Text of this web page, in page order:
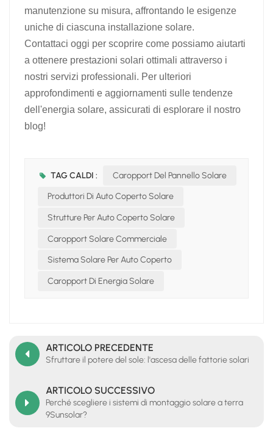
manutenzione su misura, affrontando le esigenze
uniche di ciascuna installazione solare.
Contattaci oggi per scoprire come possiamo aiutarti
a ottenere prestazioni solari ottimali attraverso i
nostri servizi professionali. Per ulteriori
approfondimenti e aggiornamenti sulle tendenze
dell'energia solare, assicurati di esplorare il nostro
blog!
TAG CALDI : Caropport Del Pannello Solare
Produttori Di Auto Coperto Solare
Strutture Per Auto Coperto Solare
Caropport Solare Commerciale
Sistema Solare Per Auto Coperto
Caropport Di Energia Solare
ARTICOLO PRECEDENTE
Sfruttare il potere del sole: l'ascesa delle fattorie solari
ARTICOLO SUCCESSIVO
Perché scegliere i sistemi di montaggio solare a terra
9Sunsolar?